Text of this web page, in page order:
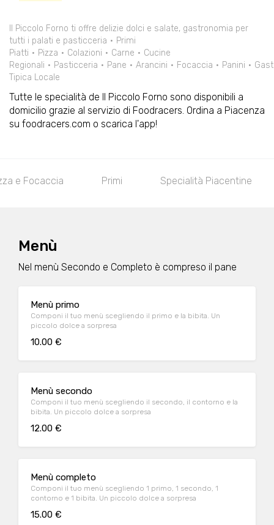
Il Piccolo Forno ti offre delizie dolci e salate, gastronomia per
tutti i palati e pasticceria
Primi
Piatti
Pizza Colazioni Carne
Cucine
Regionali
Pasticceria Pane Arancini Focaccia Panini
Tipica Locale
Tutte le specialità de Il Piccolo Forno sono disponibili a
domicilio grazie al servizio di Foodracers. Ordina a Piacenza
su foodracers.com o scarica l'app!
e Focaccia Primi Specialità Piacentine
Menù
Nel menù Secondo e Completo è compreso il pane
Menù primo
Componi il tuo menù scegliendo il primo e la bibita. Un
piccolo dolce a sorpresa
10.00 €
Menù secondo
Componi il tuo menù scegliendo il secondo, il contorno e la
bibita. Un piccolo dolce a sorpresa
12.00 €
Menù completo
Componi il tuo menù scegliendo 1 primo, 1 secondo, 1
contorno e 1 bibita. Un piccolo dolce a sorpresa
15.00 €